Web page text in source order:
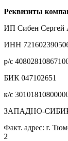
Реквизиты
ИП Сибен Сергей
ИНН
р/с
БИК 047102651
к/с
ЗАПАДНО-
Факт. адрес: г.
2